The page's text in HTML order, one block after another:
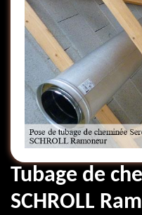
Tubage de
SCHROLL